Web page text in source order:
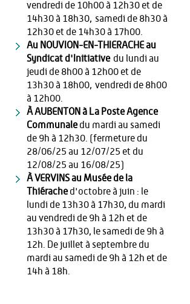
vendredi de 10h00 à 12h30 et de
14h30 à 18h30, samedi de 8h30 à
12h30 et de 14h30 à 17h00.
Au NOUVION-EN-THIERACHE au
Syndicat d'Initiative du lundi au
jeudi de 8h00 à 12h00 et de
13h30 à 18h00, vendredi de 8h00
à 12h00.
À AUBENTON à La Poste Agence
Communaledu mardi au samedi
de 9h à 12h30. (fermeture du
28/06/25 au 12/07/25 et du
12/08/25 au 16/08/25)
À VERVINS au Musée de la
Thiérached'octobre à juin : le
lundi de 13h30 à 17h30, du mardi
au vendredi de 9h à 12h et de
13h30 à 17h30, le samedi de 9h à
12h. De juillet à septembre du
mardi au samedi de 9h à 12h et de
14h à 18h.